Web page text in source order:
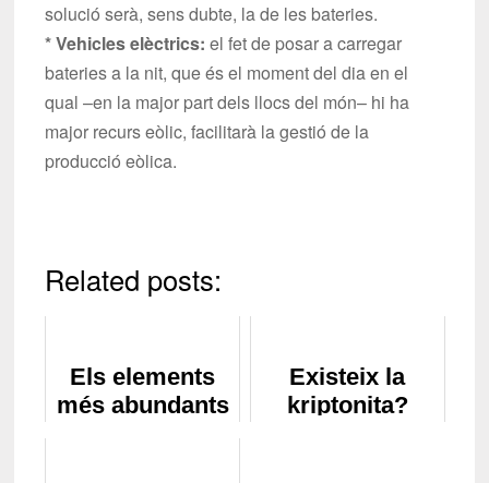
solució serà, sens dubte, la de les bateries.
* Vehicles elèctrics: el fet de posar a carregar
bateries a la nit, que és el moment del dia en el
qual –en la major part dels llocs del món– hi ha
major recurs eòlic, facilitarà la gestió de la
producció eòlica.
Related posts:
Els elements
més abundants
Existeix la
kriptonita?